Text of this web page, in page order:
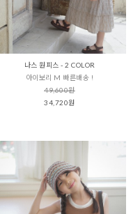
나스 원피스 - 2 COLOR
아이보리 M 빠른배송 !
49,600원
34,720원